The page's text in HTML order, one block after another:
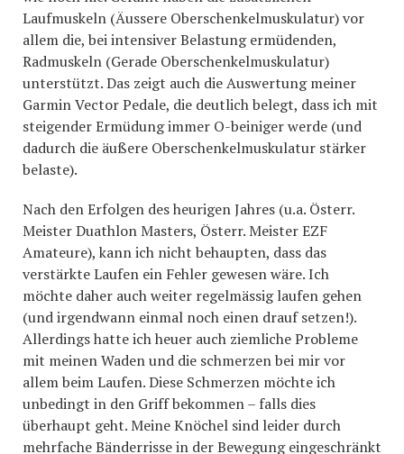
Laufmuskeln (Äussere Oberschenkelmuskulatur) vor
allem die, bei intensiver Belastung ermüdenden,
Radmuskeln (Gerade Oberschenkelmuskulatur)
unterstützt. Das zeigt auch die Auswertung meiner
Garmin Vector Pedale, die deutlich belegt, dass ich mit
steigender Ermüdung immer O-beiniger werde (und
dadurch die äußere Oberschenkelmuskulatur stärker
belaste).
Nach den Erfolgen des heurigen Jahres (u.a. Österr.
Meister Duathlon Masters, Österr. Meister EZF
Amateure), kann ich nicht behaupten, dass das
verstärkte Laufen ein Fehler gewesen wäre. Ich
möchte daher auch weiter regelmässig laufen gehen
(und irgendwann einmal noch einen drauf setzen!).
Allerdings hatte ich heuer auch ziemliche Probleme
mit meinen Waden und die schmerzen bei mir vor
allem beim Laufen. Diese Schmerzen möchte ich
unbedingt in den Griff bekommen – falls dies
überhaupt geht. Meine Knöchel sind leider durch
mehrfache Bänderrisse in der Bewegung eingeschränkt